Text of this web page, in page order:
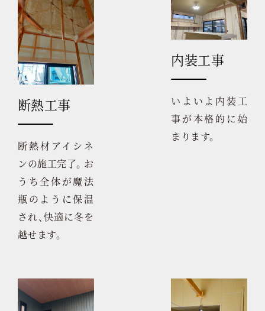
断熱工事
断熱材アイシネ
ンの施工完了。 お
うち全体が魔法
瓶のように保温
され、快適に冬を
越せます。
内装工事
いよいよ内装工
事が本格的に始
まります。